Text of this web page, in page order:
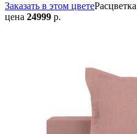
Заказать в этом цветеРасцветка
цена 24999 р.